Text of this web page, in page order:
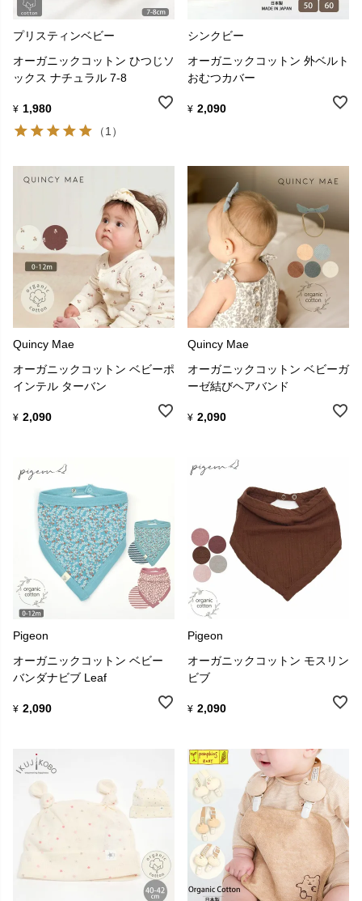
プリスティンベビー
オーガニックコットン ひつじソ
ックス ナチュラル 7-8
¥ 1,980
（1）
シンクビー
オーガニックコットン 外ベルト
おむつカバー
¥ 2,090
Quincy Mae
オーガニックコットン ベビーポ
インテル ターバン
¥ 2,090
Quincy Mae
オーガニックコットン ベビーガ
ーゼ結びヘアバンド
¥ 2,090
Pigeon
オーガニックコットン ベビー
バンダナビブ Leaf
¥ 2,090
Pigeon
オーガニックコットン モスリン
ビブ
¥ 2,090